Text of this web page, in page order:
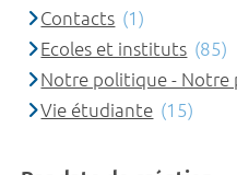
Contacts (1)
Ecoles et instituts (85)
Notre politique - Notre
Vie étudiante (15)